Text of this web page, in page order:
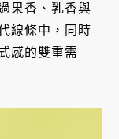
果香、乳香與
線條中，同時
感的雙重需